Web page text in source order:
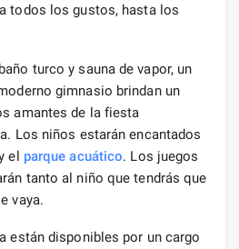
todos los gustos, hasta los
turco y sauna de vapor, un
gimnasio brindan un
amantes de la fiesta
Los niños estarán encantados
el parque acuático. Los juegos
tanto al niño que tendrás que
vaya.
están disponibles por un cargo